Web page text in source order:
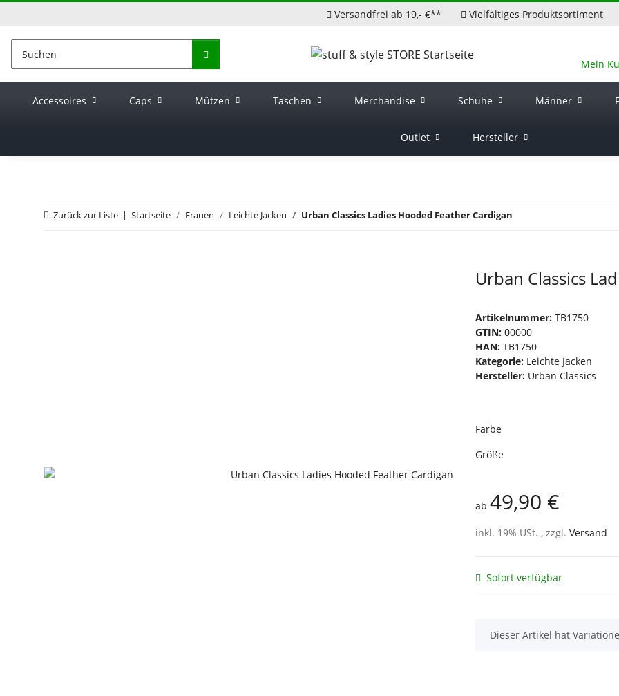
Versandfrei ab 19,- €** Vielfältiges Produktsortiment
Mein
Accessoires Caps Mützen Taschen Merchandise Schuhe Männer
Outlet Hersteller
Zurück zur Liste Startseite Frauen Leichte Jacken Urban Classics Ladies Hooded Feather Cardigan
Urban Classics
Artikelnummer: TB1750
GTIN: 00000
HAN: TB1750
Kategorie: Leichte Jacken
Hersteller: Urban Classics
Farbe
Größe
ab 49,90 €
inkl. 19% USt. , zzgl. Versand
Sofort verfügbar
x
Dieser Artikel hat